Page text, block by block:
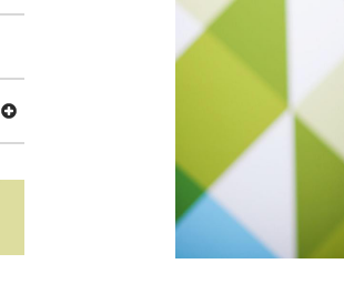
Avaa valikko Seuraa toimintaamme